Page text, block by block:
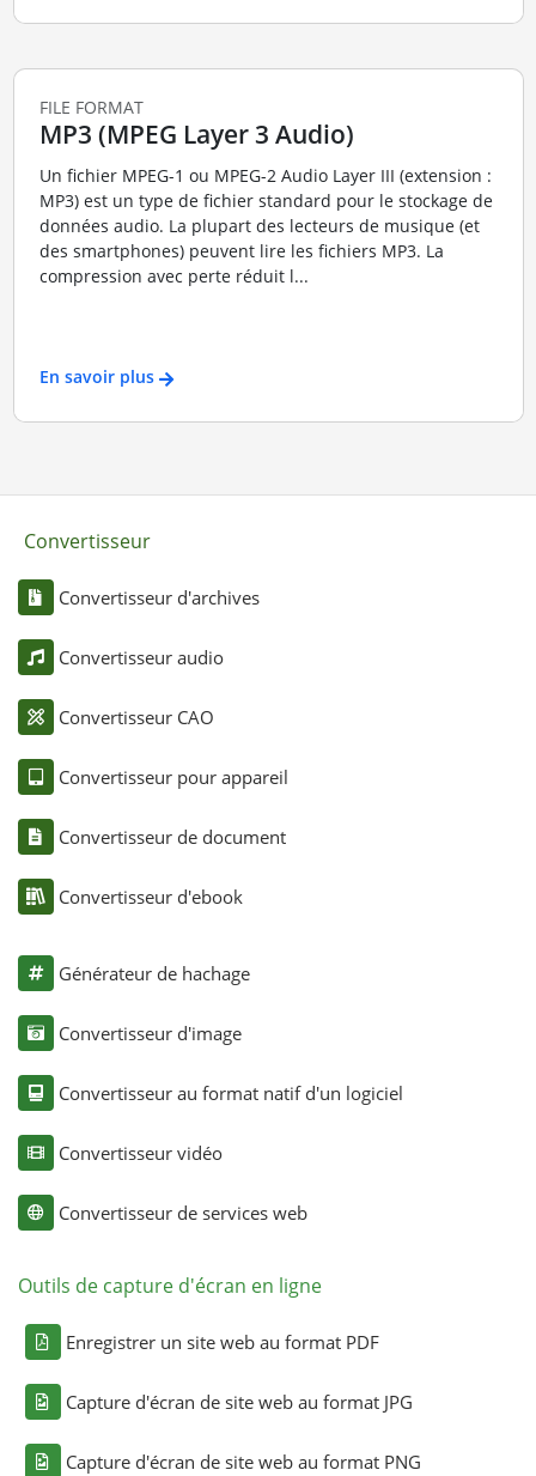
FILE FORMAT
MP3 (MPEG Layer 3 Audio)
Un fichier MPEG-1 ou MPEG-2 Audio Layer III (extension :
MP3) est un type de fichier standard pour le stockage de
données audio. La plupart des lecteurs de musique (et
des smartphones) peuvent lire les fichiers MP3. La
compression avec perte réduit l...
En savoir plus
Convertisseur
Convertisseur d'archives
Convertisseur audio
Convertisseur CAO
Convertisseur pour appareil
Convertisseur de document
Convertisseur d'ebook
Générateur de hachage
Convertisseur d'image
Convertisseur au format natif d'un logiciel
Convertisseur vidéo
Convertisseur de services web
Outils de capture d'écran en ligne
Enregistrer un site web au format PDF
Capture d'écran de site web au format JPG
Capture d'écran de site web au format PNG